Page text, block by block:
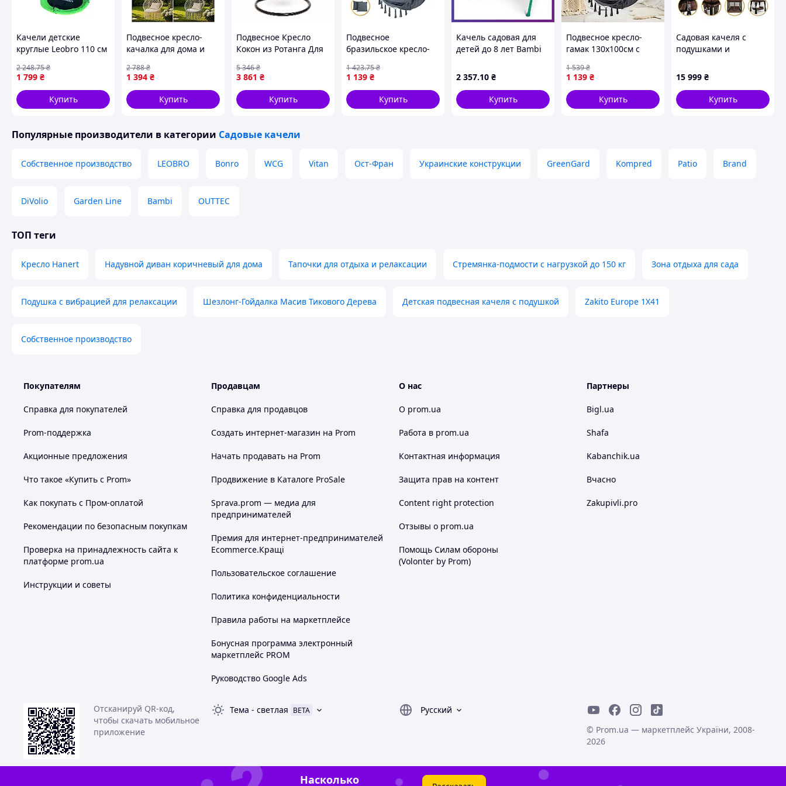
Качели детские
круглые Leobro 110 см
зеленый
1 799 ₴
2 248.75₴
Купить
Подвесное кресло-
качалка для дома и
комфортное гнездо с
нагрузкой до 200 кг
1 394 ₴
2 788₴
Купить
Подвесное Кресло
Кокон из Ротанга Для
Качалка Уличная Для
Кошек и Маленьких
Собак с Подушкой 50
см
3 861 ₴
5 346₴
Купить
Подвесное
бразильское кресло-
с подушками (LB-1114)
1 139 ₴
1 423.75₴
Купить
Качель садовая для
детей до 8 лет Bambi
металлические с
крышей Красный
2 357.10 ₴
Купить
Подвесное кресло-
гамак 130х100см с
подушками 40х40см /
Кресло-качели для
сада
1 139 ₴
1 539₴
Купить
Садовая качеля с
подушками и
LEOBRO Elit Brown (LB-
1097)
15 999 ₴
Купить
Популярные производители в категории Садовые качели
Собственное производство LEOBRO Bonro WCG Vitan Ост-Фран Украинские конструкции GreenGard Kompred Patio Brand
DiVolio Garden Line Bambi OUTTEC
ТОП теги
Кресло Hanert Надувной диван коричневый для дома Тапочки для отдыха и релаксации Стремянка-подмости с нагрузкой до 150 кг Зона отдыха для сада
Подушка с вибрацией для релаксации Шезлонг-Гойдалка Масив Тикового Дерева Детская подвесная качеля с подушкой Zakito Europe 1X41
Собственное производство
Покупателям
Справка для покупателей
Prom-поддержка
Акционные предложения
Что такое «Купить с Prom»
Как покупать с Пром-оплатой
Рекомендации по безопасным покупкам
Проверка на принадлежность сайта к
платформе prom.ua
Инструкции и советы
Продавцам
Справка для продавцов
Создать интернет-магазин на Prom
Начать продавать на Prom
Продвижение в Каталоге ProSale
Sprava.prom — медиа для
предпринимателей
Премия для интернет-предпринимателей
Ecommerce.Кращі
Пользовательское соглашение
Политика конфиденциальности
Правила работы на маркетплейсе
Бонусная программа электронный
маркетплейс PROM
Руководство Google Ads
О нас
О prom.ua
Работа в prom.ua
Контактная информация
Защита прав на контент
Content right protection
Отзывы о prom.ua
Помощь Силам обороны
(Volonter by Prom)
Партнеры
Bigl.ua
Shafa
Kabanchik.ua
Вчасно
Zakupivli.pro
Отсканируй QR-код,
чтобы скачать мобильное
приложение
Тема - светлая BETA
Русский
© Prom.ua — маркетплейс України, 2008-
2026
Насколько